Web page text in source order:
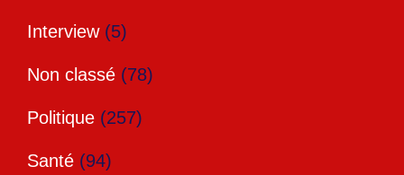
Interview(5)
Non classé (78)
Politique (257)
Santé (94)